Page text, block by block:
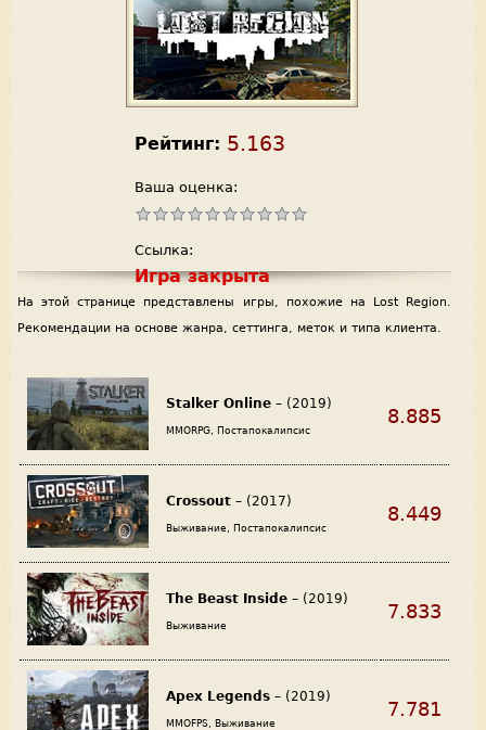
Рейтинг: 5.163
Ваша оценка:
Ссылка:
Игра закрыта
На этой странице представлены игры, похожие на Lost Region.
Рекомендации на основе жанра, сеттинга, меток и типа клиента.
Stalker Online – (2019)
MMORPG, Постапокалипсис
8.885
Crossout – (2017)
Выживание, Постапокалипсис
8.449
The Beast Inside – (2019)
Выживание
7.833
Apex Legends – (2019)
MMOFPS, Выживание
7.781